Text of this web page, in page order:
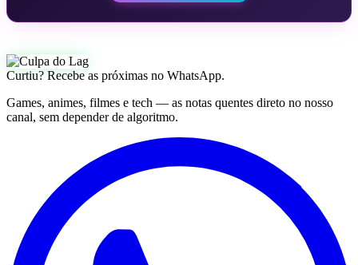
Curtiu? Recebe as próximas no WhatsApp.
Games, animes, filmes e tech — as notas quentes direto no nosso
canal, sem depender de algoritmo.